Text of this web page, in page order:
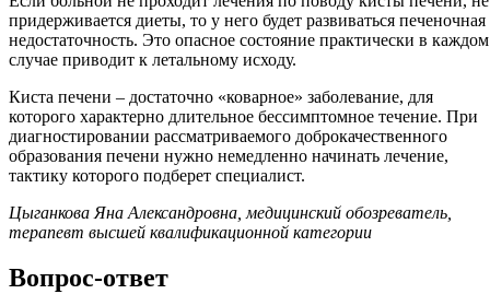
придерживается диеты, то у него будет развиваться печеночная
недостаточность. Это опасное состояние практически в каждом
случае приводит к летальному исходу.
Киста печени – достаточно «коварное» заболевание, для
которого характерно длительное бессимптомное течение. При
диагностировании рассматриваемого доброкачественного
образования печени нужно немедленно начинать лечение,
тактику которого подберет специалист.
Цыганкова Яна Александровна, медицинский обозреватель,
терапевт высшей квалификационной категории
Вопрос-ответ